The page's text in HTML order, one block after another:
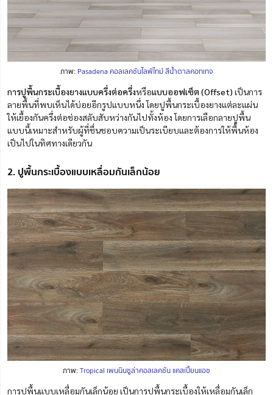
ภาพ: Pasadena คอลเลคชันไลฟ์ไทม์ สีน้ำตาลคอทเทจ
การปูพื้นกระเบื้องยางแบบครึ่งต่อครึ่งหรือแบบออฟเซ็ต (Offset) เป็นการ
ลายพื้นที่พบเห็นได้บ่อยอีกรูปแบบหนึ่ง โดยปูพื้นกระเบื้องยางแต่ละแผ่น
ให้เยื้องกันครึ่งต่อช่องสลับสับหว่างกันไปทั้งห้อง โดยการเลือกลายปูพื้น
แบบนี้เหมาะสำหรับผู้ที่ชื่นชอบความเป็นระเบียบและต้องการให้พื้นห้อง
เป็นไปในทิศทางเดียวกัน
2. ปูพื้นกระเบื้องแบบเหลื่อมกันเล็กน้อย
ภาพ:Tropical เพนนินซูล่าคอลเลคชัน แคสเปี้ยนแอช
การปูพื้นแบบเหลื่อมกันเล็กน้อย เป็นการปูพื้นกระเบื้องให้เหลื่อมกันเล็ก